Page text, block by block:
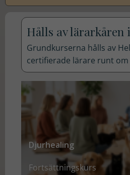
Hålls av lärarkåren
Grundkurserna hålls av
certifierade lärare runt om
Djurhealing
Fortsättningskurs